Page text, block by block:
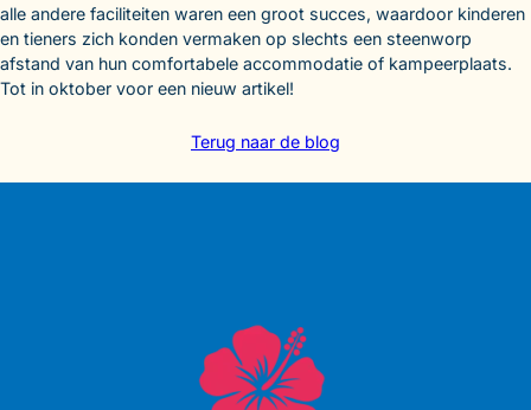
alle andere faciliteiten waren een groot succes, waardoor kinderen
en tieners zich konden vermaken op slechts een steenworp
afstand van hun comfortabele accommodatie of kampeerplaats.
Tot in oktober voor een nieuw artikel!
Terug naar de blog